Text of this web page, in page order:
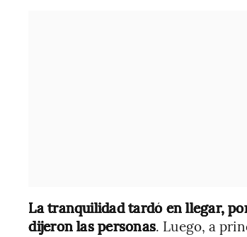
La tranquilidad tardó en llegar,
dijeron las personas. Luego, a